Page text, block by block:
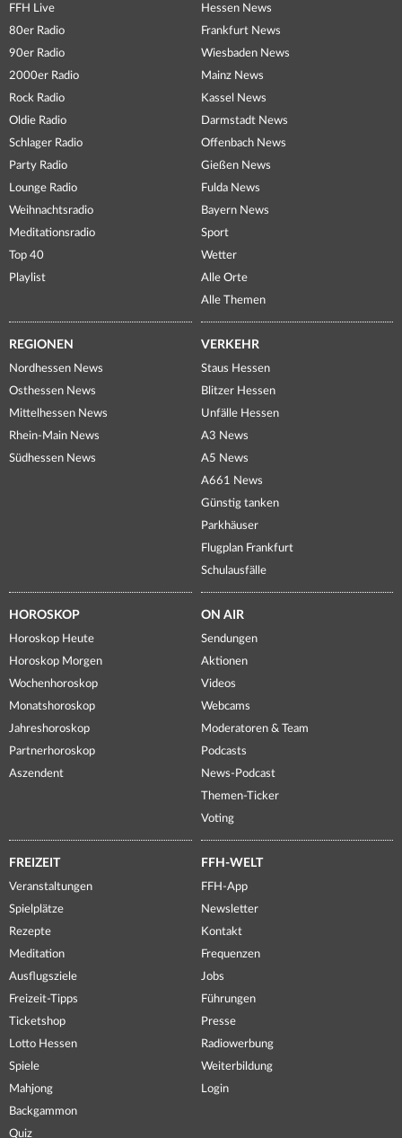
FFH Live
80er Radio
90er Radio
2000er Radio
Rock Radio
Oldie Radio
Schlager Radio
Party Radio
Lounge Radio
Weihnachtsradio
Meditationsradio
Top 40
Playlist
Hessen News
Frankfurt News
Wiesbaden News
Mainz News
Kassel News
Darmstadt News
Offenbach News
Gießen News
Fulda News
Bayern News
Sport
Wetter
Alle Orte
Alle Themen
REGIONEN
Nordhessen News
Osthessen News
Mittelhessen News
Rhein-Main News
Südhessen News
VERKEHR
Staus Hessen
Blitzer Hessen
Unfälle Hessen
A3 News
A5 News
A661 News
Günstig tanken
Parkhäuser
Flugplan Frankfurt
Schulausfälle
HOROSKOP
Horoskop Heute
Horoskop Morgen
Wochenhoroskop
Monatshoroskop
Jahreshoroskop
Partnerhoroskop
Aszendent
ON AIR
Sendungen
Aktionen
Videos
Webcams
Moderatoren & Team
Podcasts
News-Podcast
Themen-Ticker
Voting
FREIZEIT
Veranstaltungen
Spielplätze
Rezepte
Meditation
Ausflugsziele
Freizeit-Tipps
Ticketshop
Lotto Hessen
Spiele
Mahjong
Backgammon
Quiz
FFH-WELT
FFH-App
Newsletter
Kontakt
Frequenzen
Jobs
Führungen
Presse
Radiowerbung
Weiterbildung
Login